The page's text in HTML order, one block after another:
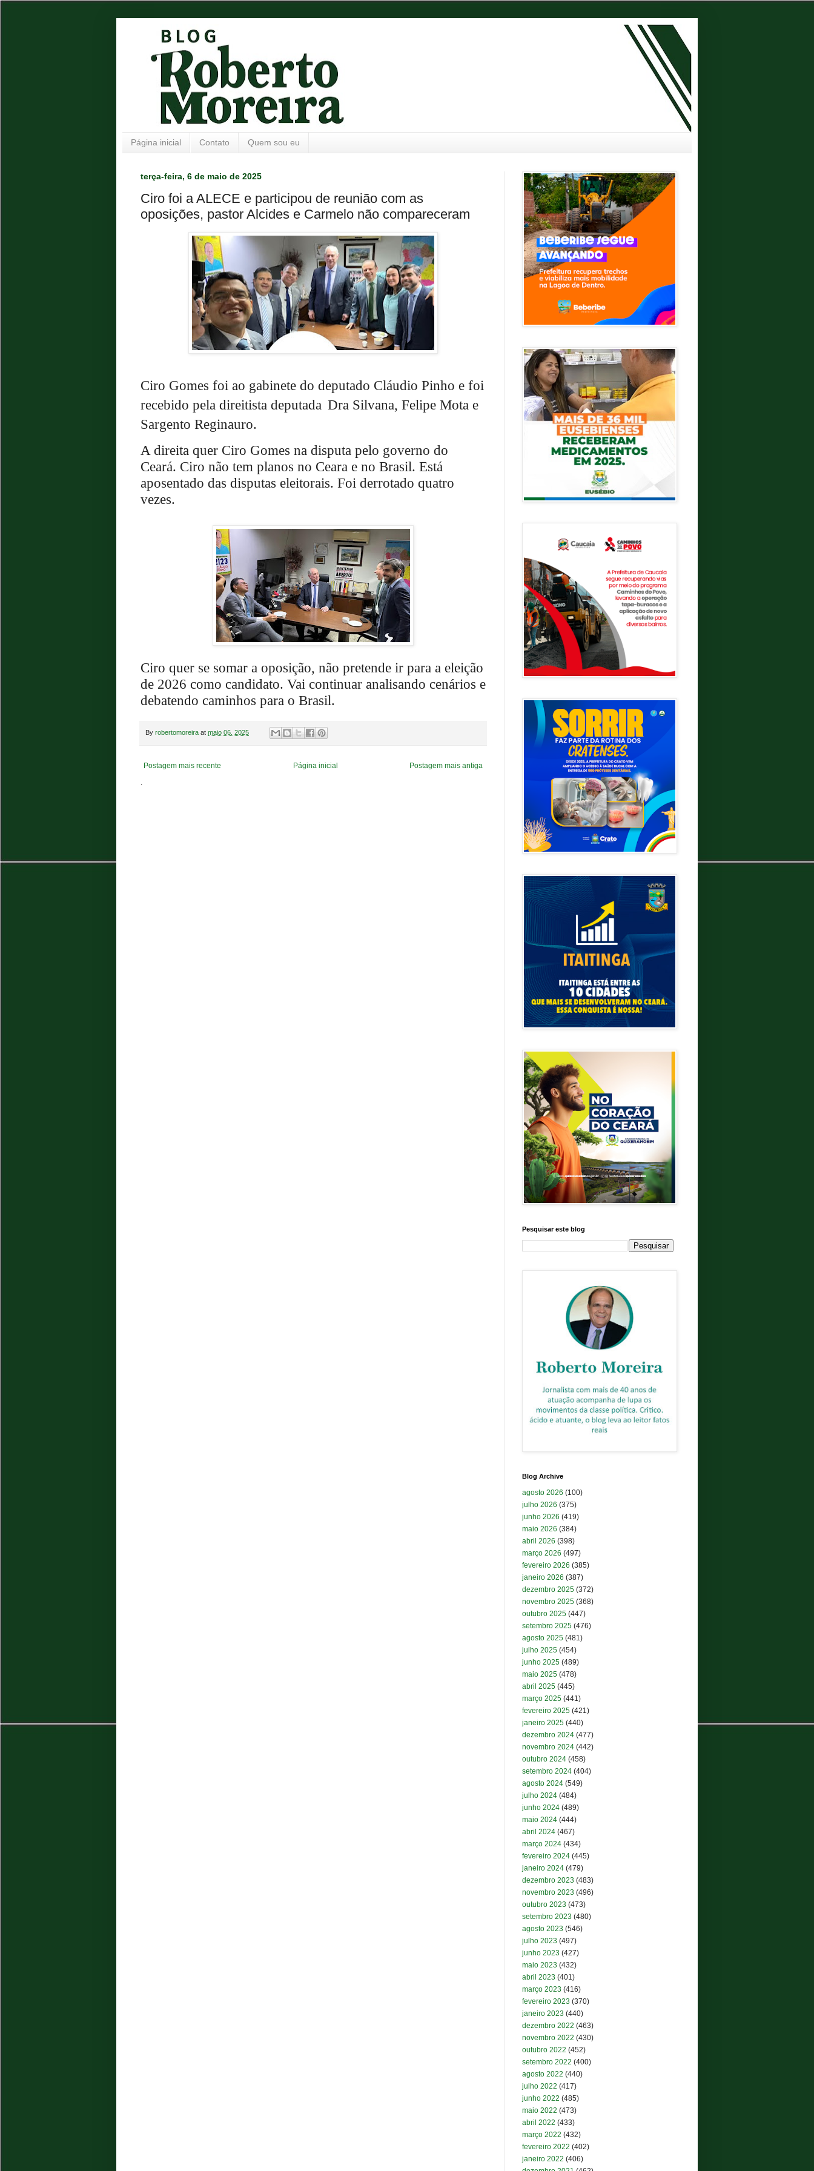
Página inicial Contato Quem sou eu
terça-feira, 6 de maio de 2025
Ciro foi a ALECE e participou de reunião com as
oposições, pastor Alcides e Carmelo não compareceram
Ciro Gomes foi ao gabinete do deputado Cláudio Pinho e foi
recebido pela direitista deputada Dra Silvana, Felipe Mota e
Sargento Reginauro.
A direita quer Ciro Gomes na disputa pelo governo do
Ceará. Ciro não tem planos no Ceara e no Brasil. Está
aposentado das disputas eleitorais. Foi derrotado quatro
vezes.
Ciro quer se somar a oposição, não pretende ir para a eleição
de 2026 como candidato. Vai continuar analisando cenários e
debatendo caminhos para o Brasil.
By robertomoreira at maio 06, 2025
Postagem mais recente Postagem mais antiga
Página inicial
.
Pesquisar este blog
Blog Archive
agosto 2026 (100)
julho 2026 (375)
junho 2026 (419)
maio 2026 (384)
abril 2026 (398)
março 2026 (497)
fevereiro 2026 (385)
janeiro 2026 (387)
dezembro 2025 (372)
novembro 2025 (368)
outubro 2025 (447)
setembro 2025 (476)
agosto 2025 (481)
julho 2025 (454)
junho 2025 (489)
maio 2025 (478)
abril 2025 (445)
março 2025 (441)
fevereiro 2025 (421)
janeiro 2025 (440)
dezembro 2024 (477)
novembro 2024 (442)
outubro 2024 (458)
setembro 2024 (404)
agosto 2024 (549)
julho 2024 (484)
junho 2024 (489)
maio 2024 (444)
abril 2024 (467)
março 2024 (434)
fevereiro 2024 (445)
janeiro 2024 (479)
dezembro 2023 (483)
novembro 2023 (496)
outubro 2023 (473)
setembro 2023 (480)
agosto 2023 (546)
julho 2023 (497)
junho 2023 (427)
maio 2023 (432)
abril 2023 (401)
março 2023 (416)
fevereiro 2023 (370)
janeiro 2023 (440)
dezembro 2022 (463)
novembro 2022 (430)
outubro 2022 (452)
setembro 2022 (400)
agosto 2022 (440)
julho 2022 (417)
junho 2022 (485)
maio 2022 (473)
abril 2022 (433)
março 2022 (432)
fevereiro 2022 (402)
janeiro 2022 (406)